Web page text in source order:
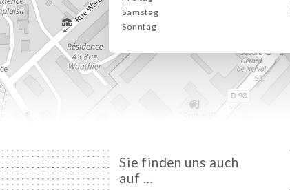
Samstag
Sonntag
Sie finden uns auch
auf …